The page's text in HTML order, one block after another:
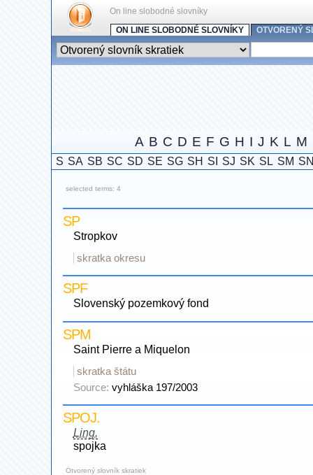
On line slobodné slovníky
ON LINE SLOBODNÉ SLOVNÍKY
OTVORENÝ
A B C D E F G H I J K L M
S SA SB SC SD SE SG SH SI SJ SK SL SM
selected terms: 4
SP
Stropkov
skratka okresu
SPF
Slovenský pozemkový fond
SPM
Saint Pierre a Miquelon
skratka štátu
Source: vyhláška 197/2003
SPOJ.
Ling.
spojka
Otvorený slovník skratiek